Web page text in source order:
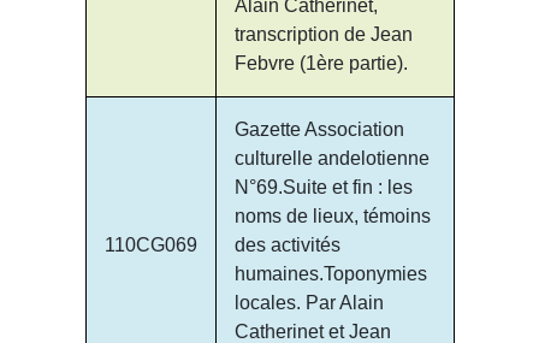
Alain Catherinet,
transcription de Jean
Febvre (1ère partie).
110CG069
Gazette Association
culturelle andelotienne
N°69.Suite et fin : les
noms de lieux, témoins
des activités
humaines.Toponymies
locales. Par Alain
Catherinet et Jean